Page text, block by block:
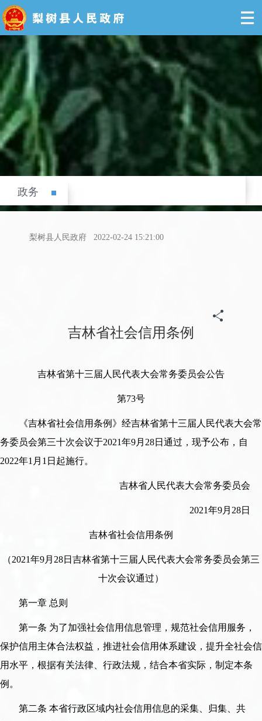
政务
梨树县人民政府 2022-02-24 15:21:00
吉林省社会信用条例
吉林省第十三届人民代表大会常务委员会公告
第73号
《吉林省社会信用条例》经吉林省第十三届人民代表大会常
务委员会第三十次会议于2021年9月28日通过，现予公布，自
2022年1月1日起施行。
吉林省人民代表大会常务委员会
2021年9月28日
吉林省社会信用条例
（2021年9月28日吉林省第十三届人民代表大会常务委员会第三
十次会议通过）
第一章 总则
第一条 为了加强社会信用信息管理，规范社会信用服务，
保护信用主体合法权益，推进社会信用体系建设，提升全社会信
用水平，根据有关法律、行政法规，结合本省实际，制定本条
例。
第二条 本省行政区域内社会信用信息的采集、归集、共